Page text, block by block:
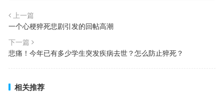
上一篇
一个心梗猝死悲剧引发的回帖高潮
下一篇
悲痛！今年已有多少学生突发疾病去世？怎么防止猝死？
相关推荐